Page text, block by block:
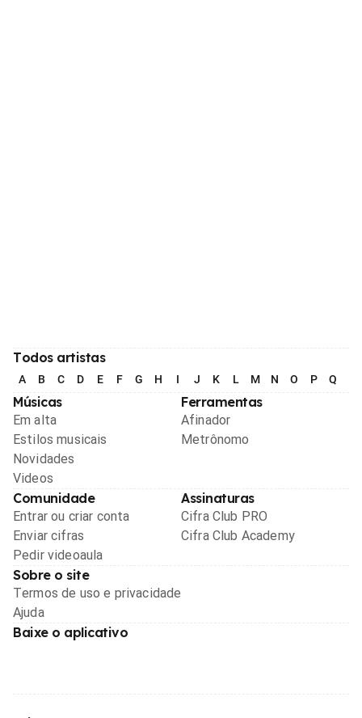
Todos artistas
A B C D E F G H I J K L M N O P Q
Músicas
Em alta
Estilos musicais
Novidades
Videos
Ferramentas
Afinador
Metrônomo
Comunidade
Entrar ou criar conta
Enviar cifras
Pedir videoaula
Assinaturas
Cifra Club PRO
Cifra Club Academy
Sobre o site
Termos de uso e privacidade
Ajuda
Baixe o aplicativo